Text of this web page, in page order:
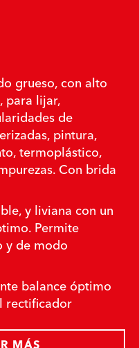
grueso, con alto
para lijar,
de
pintura,
termoplástico,
Con brida
y liviana con un
Permite
y de modo
balance óptimo
rectificador